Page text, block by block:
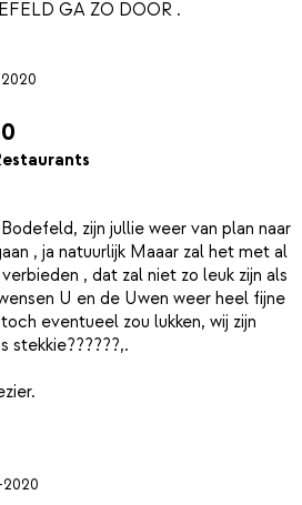
zijn jullie weer van plan naar
, ja natuurlijk Maaar zal het met al
, dat zal niet zo leuk zijn als
U en de Uwen weer heel fijne
eventueel zou lukken, wij zijn
stekkie??????,.